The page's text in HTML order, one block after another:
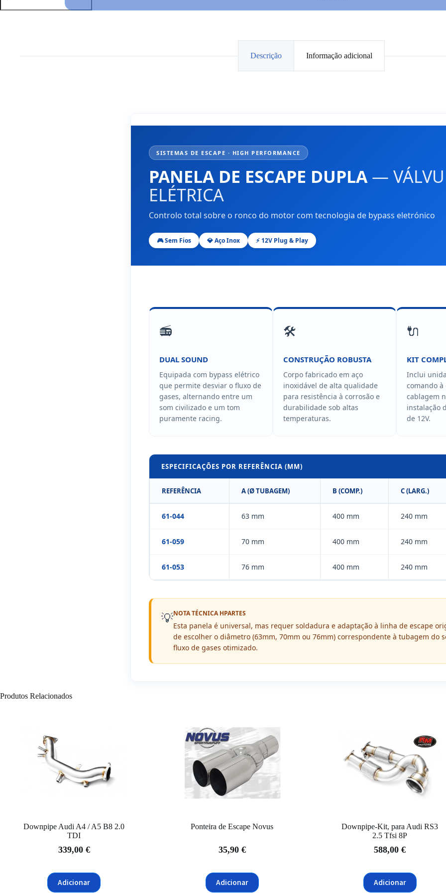
dupla
Remoto
Descrição Informação adicional
SISTEMAS DE ESCAPE · HIGH PERFORMANCE
PANELA DE ESCAPE DUPLA—
ELÉTRICA
Controlo total sobre o ronco do motor com tecnologia de bypass eletrónico
🎮 Sem Fios 💎 Aço Inox ⚡ 12V Plug & Play
📻
DUAL SOUND
Equipada com bypass elétrico
que permite desviar o fluxo de
gases, alternando entre um
som civilizado e um tom
puramente racing.
🛠️
CONSTRUÇÃO ROBUSTA
Corpo fabricado em aço
inoxidável de alta qualidade
para resistência à corrosão e
durabilidade sob altas
temperaturas.
🔌
KIT
Inclui
comando
cablagem
instalação
de 12V.
ESPECIFICAÇÕES POR REFERÊNCIA (MM)
REFERÊNCIA A (Ø TUBAGEM) B (COMP.) C (LARG.)
61-044 63 mm 400 mm 240 mm
61-059 70 mm 400 mm 240 mm
61-053 76 mm 400 mm 240 mm
💡NOTA TÉCNICA HPARTES
Esta panela é universal, mas requer soldadura e adaptação à linha de escape
de escolher o diâmetro (63mm, 70mm ou 76mm) correspondente à tubagem do
fluxo de gases otimizado.
Produtos Relacionados
Downpipe Audi A4 / A5 B8 2.0
TDI
339,00 €
Adicionar
Ponteira de Escape Novus
35,90 €
Adicionar
Downpipe-Kit, para Audi RS3
2.5 Tfsi 8P
588,00€
Adicionar